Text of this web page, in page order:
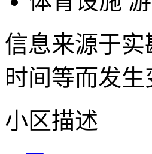
信息来源于
时间等而发
小区描述